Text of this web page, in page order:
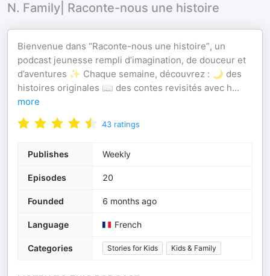
N. Family| Raconte-nous une histoire
Bienvenue dans “Raconte-nous une histoire”, un
podcast jeunesse rempli d’imagination, de douceur et
d’aventures ✨ Chaque semaine, découvrez : 🌙 des
histoires originales 📖 des contes revisités avec h...
more
43 ratings
Publishes Weekly
Episodes 20
Founded 6 months ago
Language French
Categories Stories for Kids Kids & Family